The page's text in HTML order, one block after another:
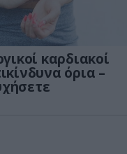
καρδιακοί
όρια –